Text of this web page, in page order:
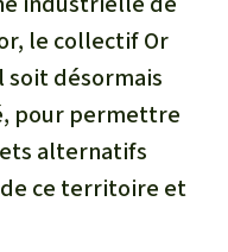
le collectif Or
soit désormais
pour permettre
alternatifs
ce territoire et